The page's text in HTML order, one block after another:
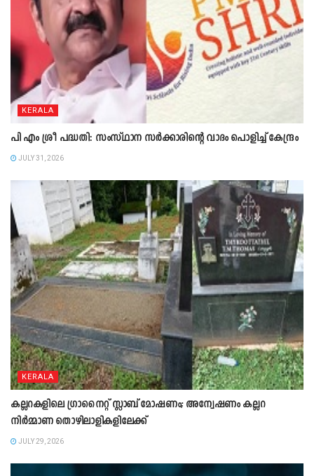
KERALA
പി എം ശ്രീ പദ്ധതി: സംസ്ഥാന സർക്കാരിന്റെ വാദം പൊളിച്ച് കേന്ദ്രം
JULY 31, 2026
KERALA
കല്ലറകളിലെ ഗ്രാനൈറ്റ് സ്ലാബ് മോഷണം; അന്വേഷണം കല്ലറ
നിർമ്മാണ തൊഴിലാളികളിലേക്ക്
JULY 29, 2026